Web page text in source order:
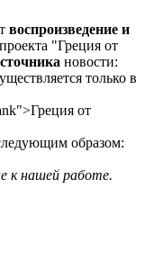
воспроизведение и
проекта "Греция от
новости:
только в
от
образом:
к нашей работе.